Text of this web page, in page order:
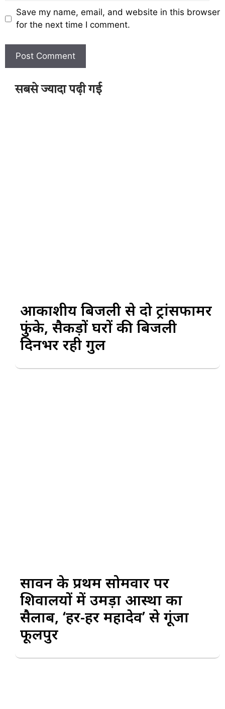
Save my name, email, and website in this browser
for the next time I comment.
सबसे ज्यादा पढ़ी गई
आकाशीय बिजली से दो ट्रांसफार्मर
फुंके, सैकड़ों घरों की बिजली
दिनभर रही गुल
सावन के प्रथम सोमवार पर
शिवालयों में उमड़ा आस्था का
सैलाब, ‘हर-हर महादेव’ से गूंजा
फूलपुर